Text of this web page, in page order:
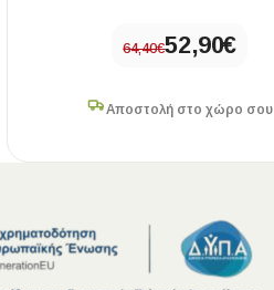
64,40€52,90€
Αποστολή στο χώρο σου